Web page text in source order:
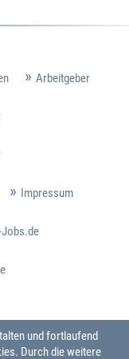
Arbeitgeber
Impressum
und fortlaufend
Durch die weitere